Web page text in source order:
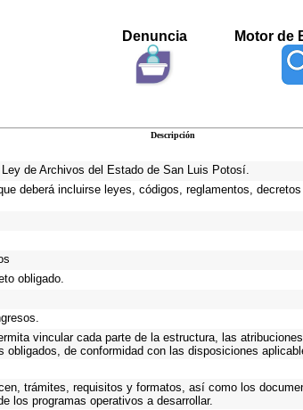
Denuncia Motor de
Descripción
de Archivos del Estado de San Luis Potosí.
deberá incluirse leyes, códigos, reglamentos,
obligado.
vincular cada parte de la estructura, las
de conformidad con las disposiciones
trámites, requisitos y formatos, así como los
los programas operativos a desarrollar.